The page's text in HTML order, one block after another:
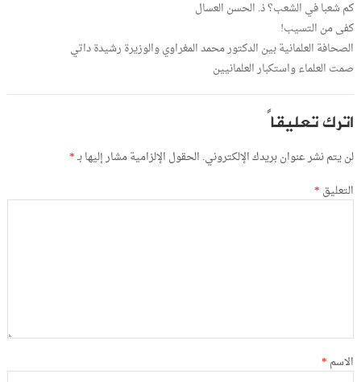
كم شعبا في الشعب؟ ذ. الحسن العسال
كفى من التسيب!
الصحافة العلمانية بين الدكتور محمد المغراوي والوزيرة رشيدة داتي
صمت العلماء واستكبار العلمانيين
اترك تعليقاً
لن يتم نشر عنوان بريدك الإلكتروني. الحقول الإلزامية مشار إليها بـ*
التعليق *
الاسم *